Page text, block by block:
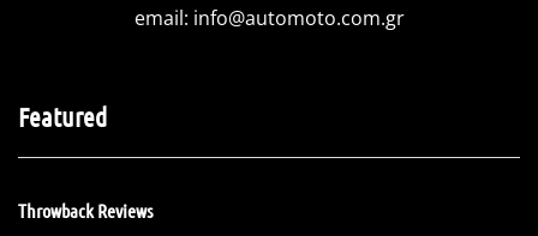
email: info@automoto.com.gr
Featured
Throwback Reviews